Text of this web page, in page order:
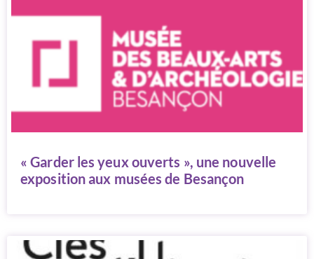
« Garder les yeux ouverts », une nouvelle
exposition aux musées de Besançon